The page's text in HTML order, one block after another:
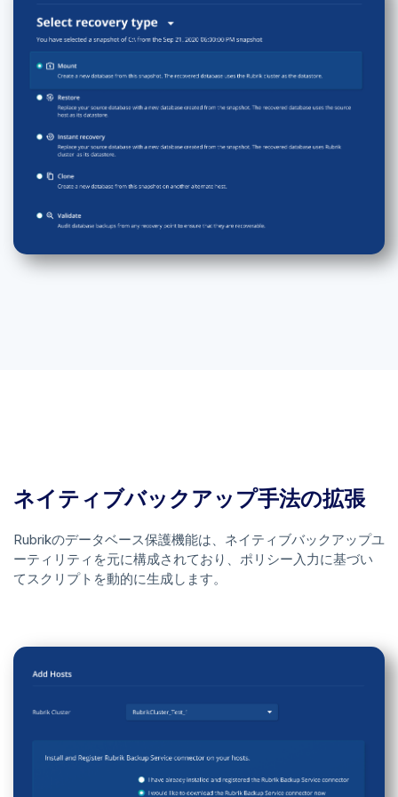
ネイティブバックアップ手法の拡張
Rubrikのデータベース保護機能は、ネイティブバックアップユ
ーティリティを元に構成されており、ポリシー入力に基づい
てスクリプトを動的に生成します。